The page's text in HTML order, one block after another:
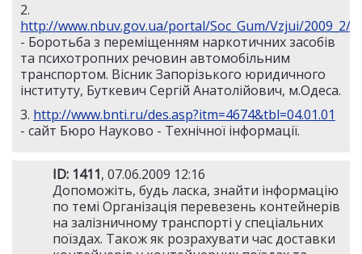
2.
http://www.nbuv.gov.ua/portal/Soc_Gum/Vzjui/2009_2/
- Боротьба з переміщенням наркотичних засобів
та психотропних речовин автомобільним
транспортом. Вісник Запорізького юридичного
інституту, Буткевич Сергій Анатолійович, м.Одеса.
3. http://www.bnti.ru/des.asp?itm=4674&tbl=04.01.01
- сайт Бюро Науково - Технічної інформації.
ID: 1411, 07.06.2009 12:16
Допоможіть, будь ласка, знайти інформацію
по темі Організація перевезень контейнерів
на залізничному транспорті у спеціальних
поїздах. Також як розрахувати час доставки